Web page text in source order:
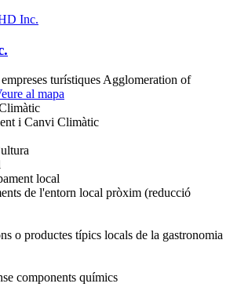
turístiques Agglomeration of
al mapa